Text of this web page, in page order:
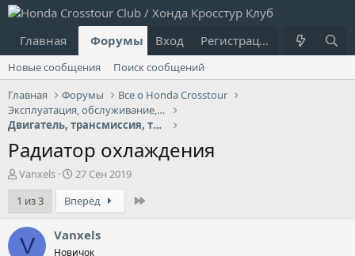
Главная Форумы Что нового?
Вход Регистрация
Новые сообщения
Поиск сообщений
Главная
Форумы
Все о Honda Crosstour
Эксплуатация, обслуживание, ремонт
Двигатель, трансмиссия, топливная система
Радиатор охлаждения
А
т
о
р
т
Vanxels
Д
а
т
а
н
а
27 Сен 2019
1 из 3
Вперёд
V Vanxels
Новичок